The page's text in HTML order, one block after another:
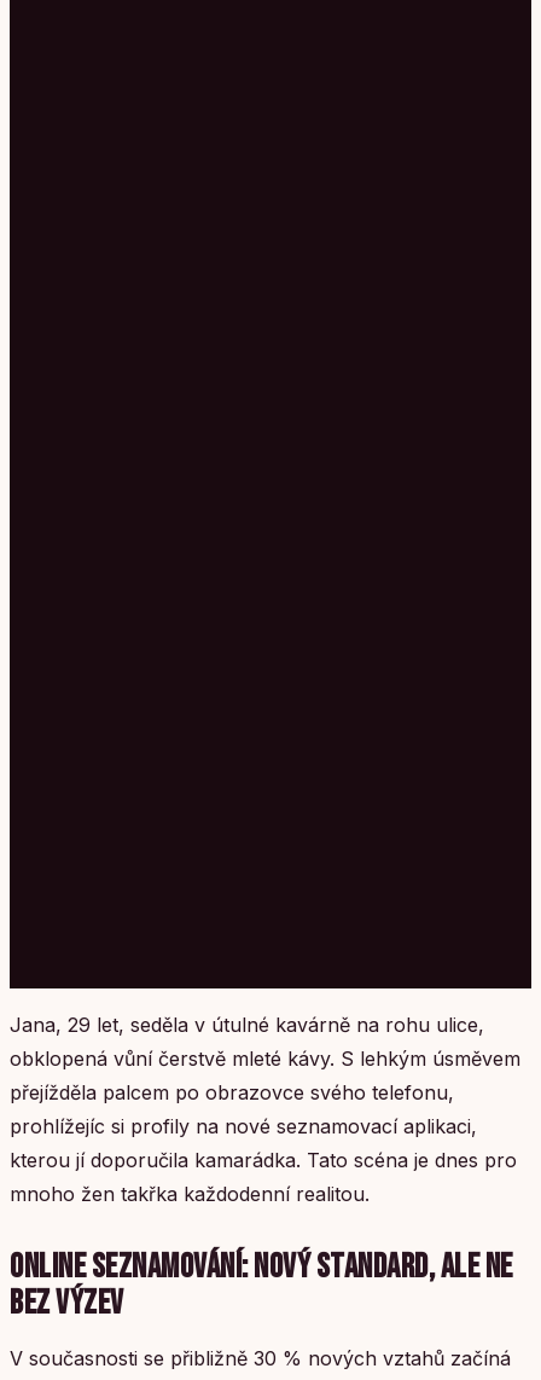
Jana, 29 let, seděla v útulné kavárně na rohu ulice,
obklopená vůní čerstvě mleté kávy. S lehkým úsměvem
přejížděla palcem po obrazovce svého telefonu,
prohlížejíc si profily na nové seznamovací aplikaci,
kterou jí doporučila kamarádka. Tato scéna je dnes pro
mnoho žen takřka každodenní realitou.
ONLINE SEZNAMOVÁNÍ: NOVÝ STANDARD, ALE NE
BEZ VÝZEV
V současnosti se přibližně 30 % nových vztahů začíná